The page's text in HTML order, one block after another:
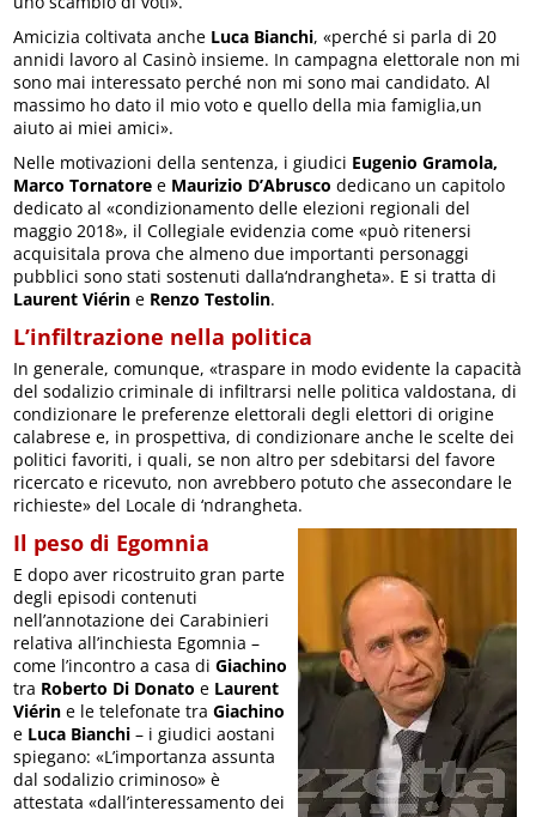
Amicizia coltivata anche Luca Bianchi, «perché si parla di 20
annidi lavoro al Casinò insieme. In campagna elettorale non mi
sono mai interessato perché non mi sono mai candidato. Al
massimo ho dato il mio voto e quello della mia famiglia,un
aiuto ai miei amici».
Nelle motivazioni della sentenza, i giudici Eugenio Gramola,
Marco Tornatore e Maurizio D’Abrusco dedicano un capitolo
dedicato al «condizionamento delle elezioni regionali del
maggio 2018», il Collegiale evidenzia come «può ritenersi
acquisitala prova che almeno due importanti personaggi
pubblici sono stati sostenuti dalla‘ndrangheta». E si tratta di
Laurent Viérin e Renzo Testolin.
L’infiltrazione nella politica
In generale, comunque, «traspare in modo evidente la capacità
del sodalizio criminale di infiltrarsi nelle politica valdostana, di
condizionare le preferenze elettorali degli elettori di origine
calabrese e, in prospettiva, di condizionare anche le scelte dei
politici favoriti, i quali, se non altro per sdebitarsi del favore
ricercato e ricevuto, non avrebbero potuto che assecondare le
richieste» del Locale di ‘ndrangheta.
Il peso di Egomnia
E dopo aver ricostruito gran parte
degli episodi contenuti
nell’annotazione dei Carabinieri
relativa all’inchiesta Egomnia –
come l’incontro a casa diGiachino
tra Roberto Di Donato e Laurent
Viérin e le telefonate traGiachino
e Luca Bianchi – i giudici aostani
spiegano: «L’importanza assunta
dal sodalizio criminoso» è
attestata «dall’interessamento dei